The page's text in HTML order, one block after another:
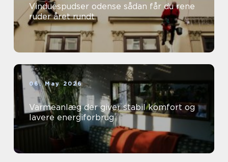
Vinduespudser odense sådan får du rene
ruder året rundt
06. May 2026
Varmeanlæg der giver stabil komfort og
lavere energiforbrug